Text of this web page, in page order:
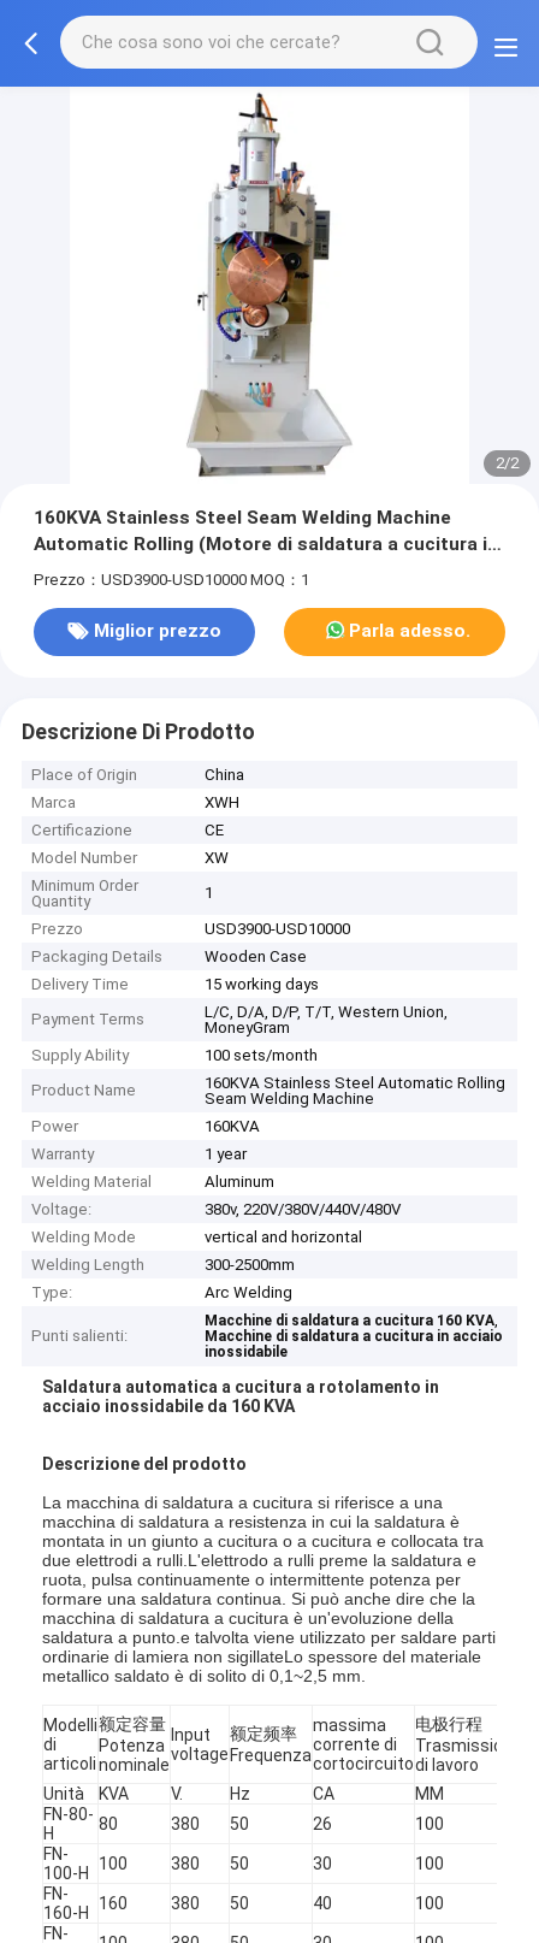
2/2
160KVA Stainless Steel Seam Welding Machine
Automatic Rolling (Motore di saldatura a cucitura in
acciaio inossidabile)
Prezzo：USD3900-USD10000 MOQ：1
Miglior prezzo Parla adesso.
Descrizione Di Prodotto
Place of Origin
China
Marca
XWH
Certificazione
CE
Model Number
XW
Minimum Order
Quantity
1
Prezzo
USD3900-USD10000
Packaging Details
Wooden Case
Delivery Time
15 working days
Payment Terms
L/C, D/A, D/P, T/T, Western Union,
MoneyGram
Supply Ability
100 sets/month
Product Name
160KVA Stainless Steel Automatic Rolling
Seam Welding Machine
Power
160KVA
Warranty
1 year
Welding Material
Aluminum
Voltage:
380v, 220V/380V/440V/480V
Welding Mode
vertical and horizontal
Welding Length
300-2500mm
Type:
Arc Welding
Punti salienti:
Macchine di saldatura a cucitura 160 KVA,
Macchine di saldatura a cucitura in acciaio
inossidabile
Saldatura automatica a cucitura a rotolamento in
acciaio inossidabile da 160 KVA
Descrizione del prodotto
La macchina di saldatura a cucitura si riferisce a una
macchina di saldatura a resistenza in cui la saldatura è
montata in un giunto a cucitura o a cucitura e collocata tra
due elettrodi a rulli.L'elettrodo a rulli preme la saldatura e
ruota, pulsa continuamente o intermittente potenza per
formare una saldatura continua. Si può anche dire che la
macchina di saldatura a cucitura è un'evoluzione della
saldatura a punto.e talvolta viene utilizzato per saldare parti
ordinarie di lamiera non sigillateLo spessore del materiale
metallico saldato è di solito di 0,1~2,5 mm.
Modelli
di
articoli
额定容量
Potenza
nominale
Input
voltage
额定频率
Frequenza
massima
corrente di
cortocircuito
电极行程
Trasmissione
di lavoro
Unità KVA V. Hz CA MM
FN-80-
H
80 380 50 26 100
FN-
100-H
100 380 50 30 100
FN-
160-H
160 380 50 40 100
FN-